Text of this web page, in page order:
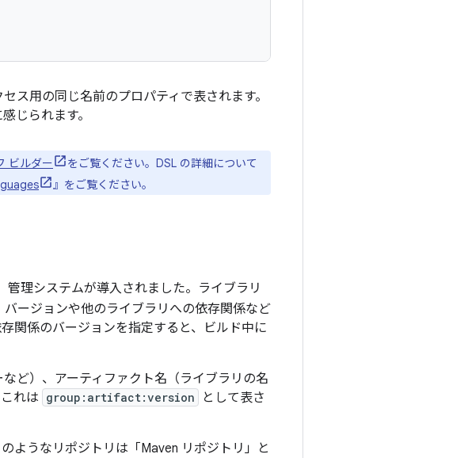
ス用の同じ名前のプロパティで表されます。
じられます。
ビルダー
をご覧ください。DSL の詳細について
』をご覧ください。
管理システムが導入されました。ライブラリ
バージョンや他のライブラリへの依存関係など
関係のバージョンを指定すると、ビルド中に
ど）、アーティファクト名（ライブラリの名
れは group:artifact:version
として表さ
ようなリポジトリは「Maven リポジトリ」と